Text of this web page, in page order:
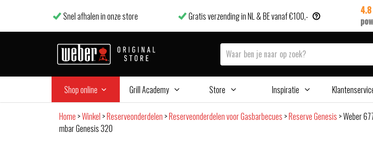
Snel afhalen in onze store Gratis verzending in NL & BE vanaf €100,-
4.8
Shop online Grill Academy Store Inspiratie
Home >Winkel >Reserveonderdelen >Reserveonderdelen voor Gasbarbecues >Reserve Genesis >Weber
mbar Genesis 320